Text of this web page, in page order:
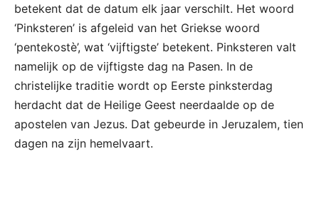
betekent dat de datum elk jaar verschilt. Het woord
‘Pinksteren’ is afgeleid van het Griekse woord
‘pentekostè’, wat ‘vijftigste’ betekent. Pinksteren valt
namelijk op de vijftigste dag na Pasen. In de
christelijke traditie wordt op Eerste pinksterdag
herdacht dat de Heilige Geest neerdaalde op de
apostelen van Jezus. Dat gebeurde in Jeruzalem, tien
dagen na zijn hemelvaart.